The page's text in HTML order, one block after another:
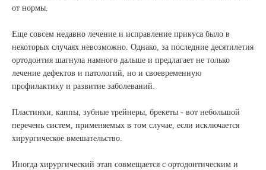
от нормы.
Еще совсем недавно лечение и исправление прикуса было в
некоторых случаях невозможно. Однако, за последние десятилетия
ортодонтия шагнула намного дальше и предлагает не только
лечение дефектов и патологий, но и своевременную
профилактику и развитие заболеваний.
Пластинки, каппы, зубные трейнеры, брекеты - вот небольшой
перечень систем, применяемых в том случае, если исключается
хирургическое вмешательство.
Иногда хирургический этап совмещается с ортодонтическим и